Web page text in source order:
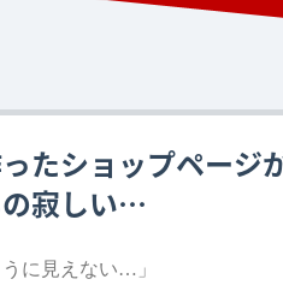
たショップページ
寂しい…
うに見えない…」